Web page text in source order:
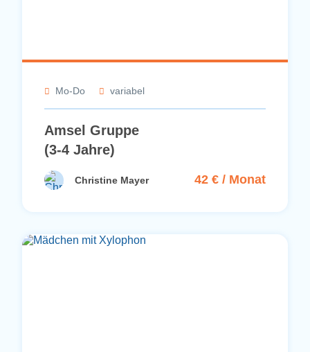
Mo-Do variabel
Amsel Gruppe
(3-4 Jahre)
Christine Mayer 42 € / Monat